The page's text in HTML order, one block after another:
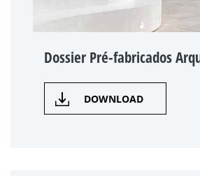
Dossier Pré-fabricados
DOWNLOAD